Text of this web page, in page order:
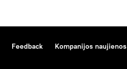
Feedback Kompanijos naujienos